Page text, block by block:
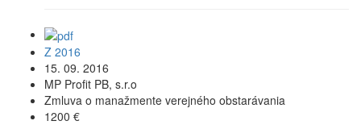
Z 2016
15. 09. 2016
MP Profit PB, s.r.o
Zmluva o manažmente verejného obstarávania
1200 €